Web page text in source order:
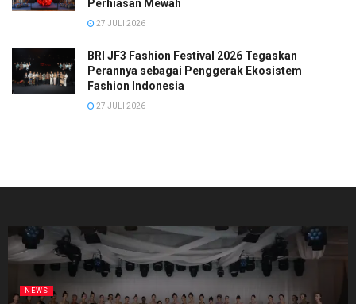
Perhiasan Mewah
27 JULI 2026
BRI JF3 Fashion Festival 2026 Tegaskan
Perannya sebagai Penggerak Ekosistem
Fashion Indonesia
27 JULI 2026
NEWS